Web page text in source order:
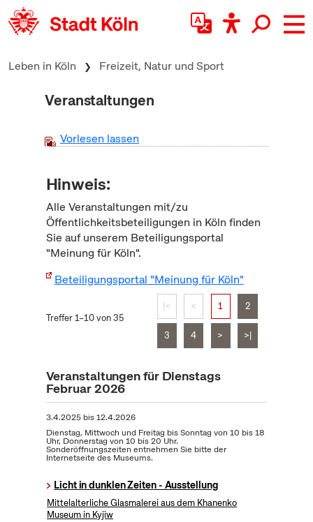
zum Inhalt springen
Leben in Köln Freizeit, Natur und Sport
Veranstaltungen
Vorlesen lassen
Hinweis:
Alle Veranstaltungen mit/zu
Öffentlichkeitsbeteiligungen in Köln finden
Sie auf unserem Beteiligungsportal
"Meinung für Köln".
Beteiligungsportal "Meinung für Köln"
Treffer 1–10 von 35
|< < 1 2
3 4 > >|
Veranstaltungen für Dienstags
Februar 2026
3.4.2025bis12.4.2026
Dienstag, Mittwoch und Freitag bis Sonntag von 10 bis 18
Uhr, Donnerstag von 10 bis 20 Uhr.
Sonderöffnungszeiten entnehmen Sie bitte der
Internetseite des Museums.
Licht in dunklen Zeiten - Ausstellung
Mittelalterliche Glasmalerei aus dem Khanenko
Museum in Kyjiw